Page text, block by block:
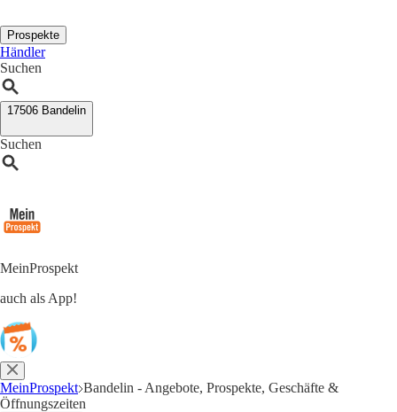
Prospekte
Händler
Suchen
17506 Bandelin
Suchen
MeinProspekt
auch als App!
MeinProspekt Bandelin - Angebote, Prospekte, Geschäfte &
Öffnungszeiten